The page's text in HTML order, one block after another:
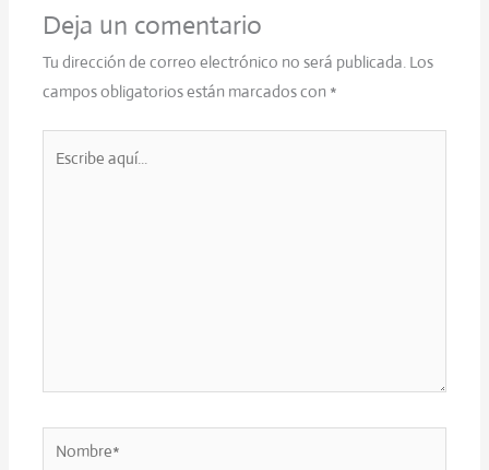
Deja un comentario
Tu dirección de correo electrónico no será publicada. Los
campos obligatorios están marcados con *
Nombre*